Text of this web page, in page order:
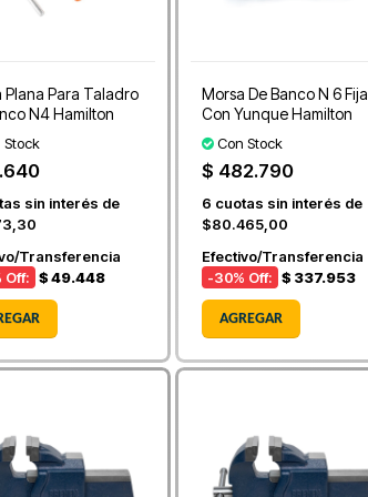
Plana Para Taladro
N4 Hamilton
Stock
sin interés de
Transferencia
Off: $ 49.448
Morsa De Banco N 6 Fija
Con Yunque Hamilton
Con Stock
$ 482.790
6 cuotas sin interés de
$80.465,00
Efectivo/Transferencia
-30% Off: $ 337.953
AGREGAR